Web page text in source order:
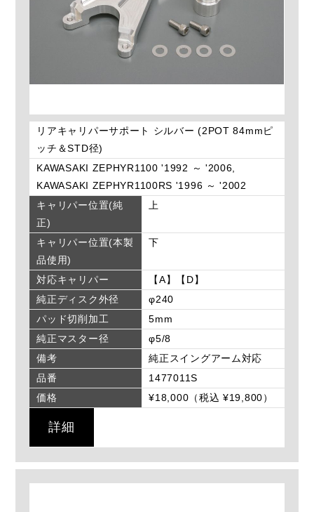
リアキャリパーサポート シルバー (2POT 84mmピ
ッチ＆STD径)
KAWASAKI ZEPHYR1100 '1992 ～ '2006,
KAWASAKI ZEPHYR1100RS '1996 ～ '2002
キャリパー位置(純
正)
上
キャリパー位置(本製
品使用)
下
対応キャリパー
【A】【D】
純正ディスク外径
φ240
パッド切削加工
5mm
純正マスター径
φ5/8
備考
純正スイングアーム対応
品番
1477011S
価格
¥18,000（税込 ¥19,800）
詳細